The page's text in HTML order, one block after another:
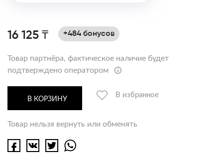
16 125 ₸ +484 бонусов
Товар партнёра, фактическое наличие будет
подтверждено оператором
В КОРЗИНУ
В избранное
Товар нельзя вернуть или обменять